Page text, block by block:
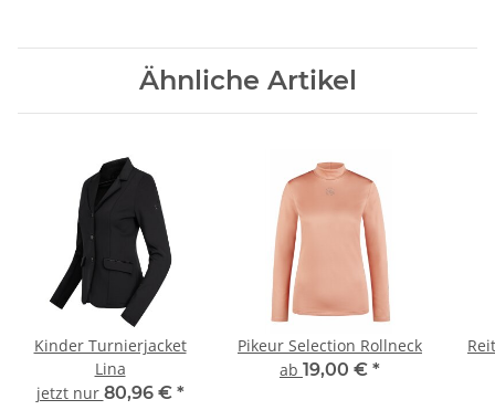
Ähnliche Artikel
Kinder Turnierjacket
Lina
jetzt nur 80,96 € *
Pikeur Selection Rollneck
ab 19,00 € *